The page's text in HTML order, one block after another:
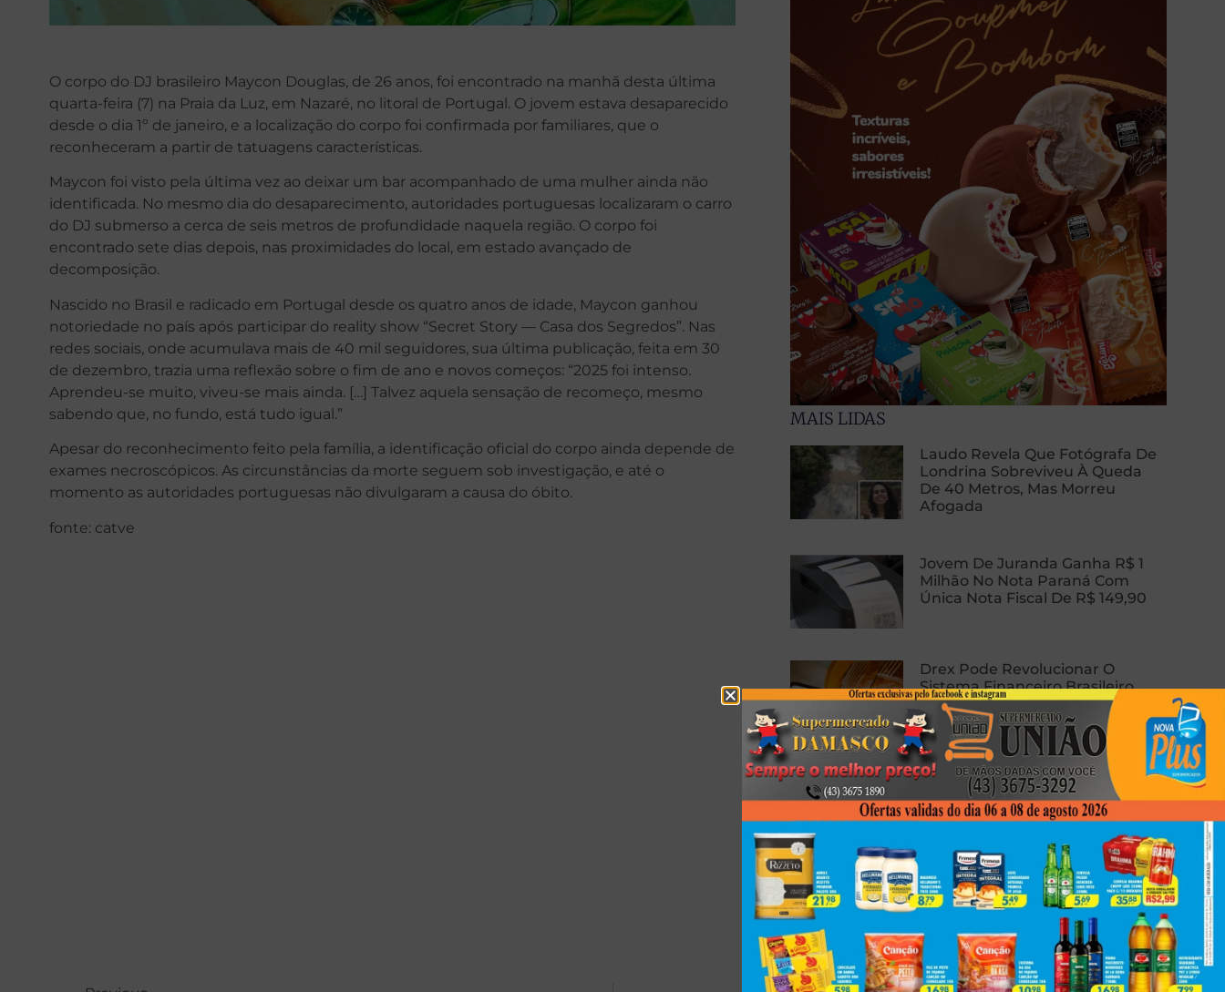
O corpo do DJ brasileiro Maycon Douglas, de 26 anos, foi encontrado na manhã desta última
quarta-feira (7) na Praia da Luz, em Nazaré, no litoral de Portugal. O jovem estava desaparecido
desde o dia 1º de janeiro, e a localização do corpo foi confirmada por familiares, que o
reconheceram a partir de tatuagens características.
Maycon foi visto pela última vez ao deixar um bar acompanhado de uma mulher ainda não
identificada. No mesmo dia do desaparecimento, autoridades portuguesas localizaram o carro
do DJ submerso a cerca de seis metros de profundidade naquela região. O corpo foi
encontrado sete dias depois, nas proximidades do local, em estado avançado de
decomposição.
Nascido no Brasil e radicado em Portugal desde os quatro anos de idade, Maycon ganhou
notoriedade no país após participar do reality show “Secret Story — Casa dos Segredos”. Nas
redes sociais, onde acumulava mais de 40 mil seguidores, sua última publicação, feita em 30
de dezembro, trazia uma reflexão sobre o fim de ano e novos começos: “2025 foi intenso.
Aprendeu-se muito, viveu-se mais ainda. […] Talvez aquela sensação de recomeço, mesmo
sabendo que, no fundo, está tudo igual.”
Apesar do reconhecimento feito pela família, a identificação oficial do corpo ainda depende de
exames necroscópicos. As circunstâncias da morte seguem sob investigação, e até o
momento as autoridades portuguesas não divulgaram a causa do óbito.
fonte: catve
MAIS LIDAS
Laudo Revela Que Fotógrafa De
Londrina Sobreviveu À Queda
De 40 Metros, Mas Morreu
Afogada
Jovem De Juranda Ganha R$ 1
Milhão No Nota Paraná Com
Única Nota Fiscal De R$ 149,90
Drex Pode Revolucionar O
Sistema Financeiro Brasileiro
Com Contratos Inteligentes,
Tokenização E Dinheiro
Programável
Homem Sofre Ataque Cardíaco
Durante Relação Sexual, Morre E
Caso Gera Batalha Judicial Por
Doação De Órgãos